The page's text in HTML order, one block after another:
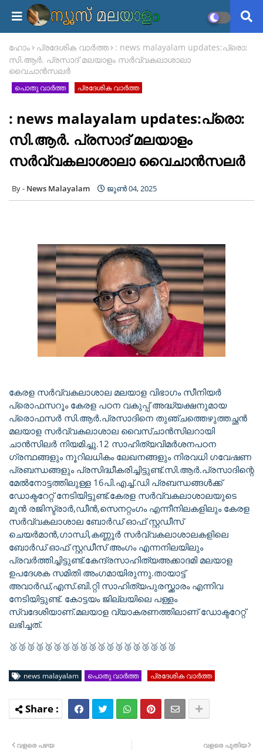
ഹോം പ്രദേശിക വാർത്ത
: news malayalam updates:പ്രൊ:
സി.ആർ. പ്രസാദ് മലയാളം സർവ്വകലാശാലാ
വൈചാൻസലർ
പൊതു വാർത്ത പ്രദേശിക വാർത്ത
: news malayalam updates:പ്രൊ:
സി.ആർ. പ്രസാദ് മലയാളം
സർവ്വകലാശാലാ വൈചാൻസലർ
News Malayalam ജൂൺ 04, 2025
കേരള സർവ്വകലാശാല മലയാള വിഭാഗം സീനിയർ
പ്രൊഫസറൂം കേരള പഠന വകുപ്പ് അദ്ധ്യക്ഷനുമായ
പ്രൊഫസർ സി.ആർ.പ്രസാദിനെ തുഞ്ചത്തെഴുത്തച്ഛൻ
മലയാള സർവ്വകലാശാല വൈസ്ചാൻസിലറായി
ചാൻസിലർ നിയമിച്ചു.12 സാഹിത്യവിമർശനപഠന
ഗ്രന്ഥങ്ങളും നൂറിലധികം ലേഖനങ്ങളും നിരവധി ഗവേഷണ
പ്രബന്ധങ്ങളും പ്രസിദ്ധീകരിച്ചിട്ടുണ്ട്.സി.ആർ.പ്രസാദിന്റെ
മേൽനോട്ടത്തിലുള്ള 16പി.എച്ച്.ഡി പ്രബന്ധങ്ങൾക്ക്
ഡോക്ടറേറ്റ് നേടിയിട്ടുണ്ട്.കേരള സർവ്വകലാശാലയുടെ
മുൻ രജിസ്ട്രാർ,ഡീൻ,സെനറ്റംഗം എന്നീനിലകളിലും കേരള
സർവ്വകലാശാല ബോർഡ് ഓഫ് സ്റ്റഡീസ്
ചെയർമാൻ,ഗാന്ധി,കണ്ണൂർ സർവ്വകലാശാലകളിലെ
ബോർഡ് ഓഫ് സ്റ്റഡീസ് അംഗം എന്നനിലയിലും
പ്രവർത്തിച്ചിട്ടുണ്ട്.കേന്ദ്രസാഹിത്യഅക്കാദമി മലയാള
ഉപദേശക സമിതി അംഗമായിരുന്നു.തായാട്ട്
അവാർഡ്,എസ്.ബി.റ്റി സാഹിത്യപുരസ്ക്കാരം എന്നിവ
നേടിയിട്ടുണ്ട്. കോട്ടയം ജില്ലയിലെ പള്ളം
സ്വദേശിയാണ്.മലയാള വ്യാകരണത്തിലാണ് ഡോക്ടറേറ്റ്
ലഭിച്ചത്.
🥉🥉🥉🥉🥉🥉🥉🥉🥉🥉🥉🥉🥉🥉🥉🥉🥉🥉🥉
news malayalam പൊതു വാർത്ത പ്രദേശിക വാർത്ത
വളരെ പുതിയ
വളരെ പഴയ